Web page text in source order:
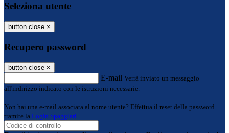
Seleziona utente
button close ×
Recupero password
button close ×
E-mail Verrà inviato un messaggio
all'indirizzo indicato con le istruzioni necessarie.
Non hai una e-mail associata al nome utente? Effettua il reset della password
tramite la Login Spaggiari